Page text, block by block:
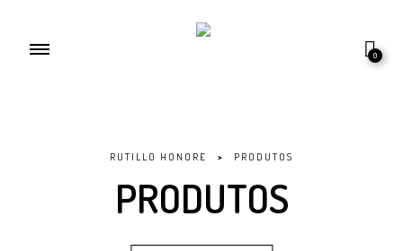
0
RUTILLO HONORE > PRODUTOS
PRODUTOS